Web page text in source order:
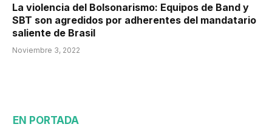
La violencia del Bolsonarismo: Equipos de Band y
SBT son agredidos por adherentes del mandatario
saliente de Brasil
Noviembre 3, 2022
EN PORTADA